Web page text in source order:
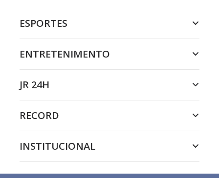
ESPORTES
ENTRETENIMENTO
JR 24H
RECORD
INSTITUCIONAL